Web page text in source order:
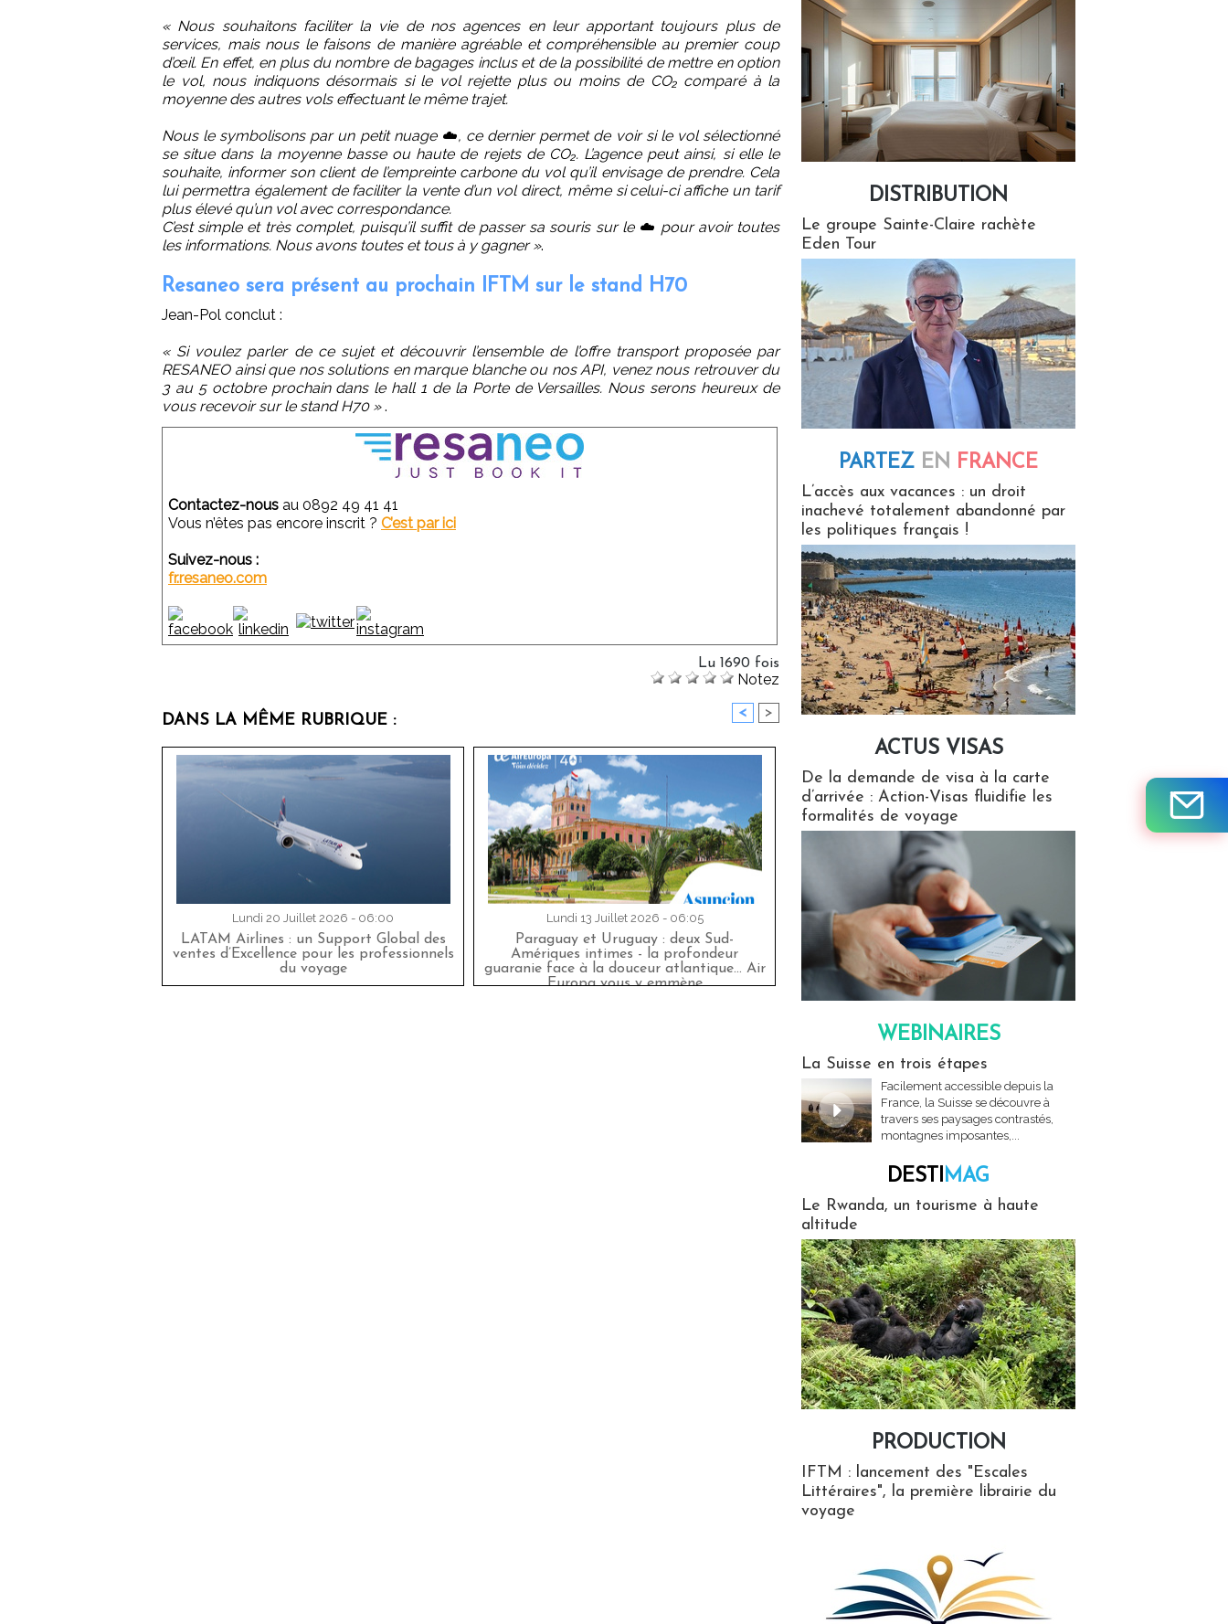
« Nous souhaitons faciliter la vie de nos agences en leur apportant toujours plus de
services, mais nous le faisons de manière agréable et compréhensible au premier coup
d’œil. En effet, en plus du nombre de bagages inclus et de la possibilité de mettre en option
le vol, nous indiquons désormais si le vol rejette plus ou moins de CO₂ comparé à la
moyenne des autres vols effectuant le même trajet.
Nous le symbolisons par un petit nuage ☁️, ce dernier permet de voir si le vol sélectionné
se situe dans la moyenne basse ou haute de rejets de CO₂. L’agence peut ainsi, si elle le
souhaite, informer son client de l’empreinte carbone du vol qu’il envisage de prendre. Cela
lui permettra également de faciliter la vente d’un vol direct, même si celui-ci affiche un tarif
plus élevé qu’un vol avec correspondance.
C’est simple et très complet, puisqu’il suffit de passer sa souris sur le ☁️ pour avoir toutes
les informations. Nous avons toutes et tous à y gagner ».
Resaneo sera présent au prochain IFTM sur le stand H70
Jean-Pol conclut :
« Si voulez parler de ce sujet et découvrir l’ensemble de l’offre transport proposée par
RESANEO ainsi que nos solutions en marque blanche ou nos API, venez nous retrouver du
3 au 5 octobre prochain dans le hall 1 de la Porte de Versailles. Nous serons heureux de
vous recevoir sur le stand H70 ».
Contactez-nous au 0892 49 41 41
Vous n’êtes pas encore inscrit ? C’est par ici
Suivez-nous :
fr.resaneo.com
Lu 1690 fois
Notez
DANS LA MÊME RUBRIQUE : < >
Lundi 20 Juillet 2026 - 06:00
LATAM Airlines : un Support Global des
ventes d’Excellence pour les professionnels
du voyage
Lundi 13 Juillet 2026 - 06:05
Paraguay et Uruguay : deux Sud-
Amériques intimes - la profondeur
guaranie face à la douceur atlantique... Air
Europa vous y emmène
DISTRIBUTION
Le groupe Sainte-Claire rachète
Eden Tour
PARTEZ EN FRANCE
L’accès aux vacances : un droit
inachevé totalement abandonné par
les politiques français !
ACTUS VISAS
De la demande de visa à la carte
d’arrivée : Action-Visas fluidifie les
formalités de voyage
WEBINAIRES
La Suisse en trois étapes
Facilement accessible depuis la
France, la Suisse se découvre à
travers ses paysages contrastés,
montagnes imposantes,...
DESTIMAG
Le Rwanda, un tourisme à haute
altitude
PRODUCTION
IFTM : lancement des "Escales
Littéraires", la première librairie du
voyage